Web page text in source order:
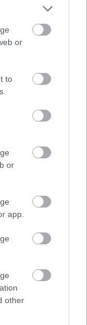
or
to
or
app.
other